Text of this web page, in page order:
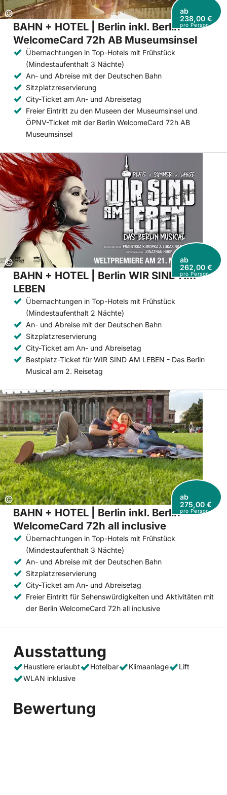
Copyright:
©
ab
238,00 €
pro Person
BAHN + HOTEL | Berlin inkl. Berlin
WelcomeCard 72h AB Museumsinsel
Übernachtungen in Top-Hotels mit Frühstück
(Mindestaufenthalt 3 Nächte)
An- und Abreise mit der Deutschen Bahn
Sitzplatzreservierung
City-Ticket am An- und Abreisetag
Freier Eintritt zu den Museen der Museumsinsel und
ÖPNV-Ticket mit der Berlin WelcomeCard 72h AB
Museumsinsel
Copyright:
©
ab
262,00 €
pro Person
BAHN + HOTEL | Berlin WIR SIND AM
LEBEN
Übernachtungen in Top-Hotels mit Frühstück
(Mindestaufenthalt 2 Nächte)
An- und Abreise mit der Deutschen Bahn
Sitzplatzreservierung
City-Ticket am An- und Abreisetag
Bestplatz-Ticket für WIR SIND AM LEBEN - Das Berlin
Musical am 2. Reisetag
Copyright:
©
ab
275,00 €
pro Person
BAHN + HOTEL | Berlin inkl. Berlin
WelcomeCard 72h all inclusive
Übernachtungen in Top-Hotels mit Frühstück
(Mindestaufenthalt 3 Nächte)
An- und Abreise mit der Deutschen Bahn
Sitzplatzreservierung
City-Ticket am An- und Abreisetag
Freier Eintritt für Sehenswürdigkeiten und Aktivitäten mit
der Berlin WelcomeCard 72h all inclusive
Ausstattung
Haustiere erlaubt Hotelbar Klimaanlage
Lift
WLAN inklusive
Bewertung